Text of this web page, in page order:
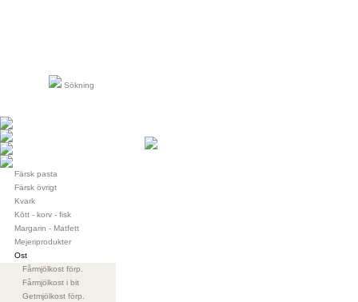
Sökning
Färsk pasta
Färsk övrigt
Kvark
Kött - korv - fisk
Margarin - Matfett
Mejeriprodukter
Ost
Fårmjölkost förp.
Fårmjölkost i bit
Getmjölkost förp.